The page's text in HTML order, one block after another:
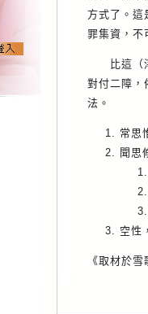
方式了。這
罪集資，不
比這（淨
對付二障，
法。
常思
聞思
空性
《取材於